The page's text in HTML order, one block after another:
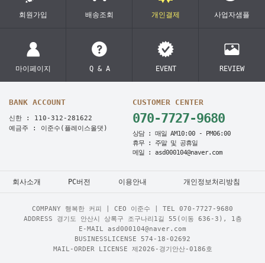
회원가입 배송조회 개인결제 사업자샘플
마이페이지 Q & A EVENT REVIEW
BANK ACCOUNT
신한 : 110-312-281622
예금주 : 이준수(플레이스올댓)
CUSTOMER CENTER
070-7727-9680
상담 : 매일 AM10:00 - PM06:00
휴무 : 주말 및 공휴일
메일 : asd000104@naver.com
회사소개 PC버전 이용안내 개인정보처리방침
COMPANY 행복한 커피 | CEO 이준수 | TEL 070-7727-9680
ADDRESS 경기도 안산시 상록구 조구나리1길 55(이동 636-3), 1층
E-MAIL asd000104@naver.com
BUSINESSLICENSE 574-18-02692
MAIL-ORDER LICENSE 제2026-경기안산-0186호